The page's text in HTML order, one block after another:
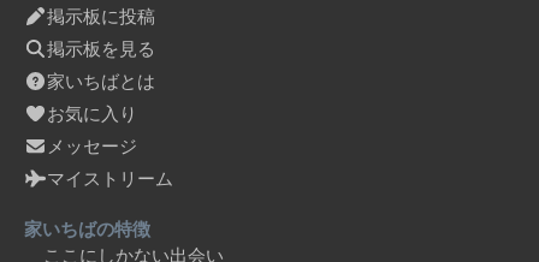
掲示板に投稿
掲示板を見る
家いちばとは
お気に入り
メッセージ
マイストリーム
家いちばの特徴
ここにしかない出会い